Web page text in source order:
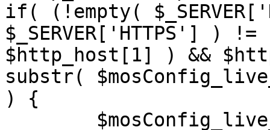
if( (!empty(
$_SERVER['HTTPS']
$http_host[1] ) &&
substr(
) {